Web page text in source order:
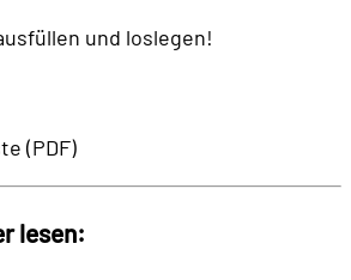
und loslegen!
(PDF)
lesen: